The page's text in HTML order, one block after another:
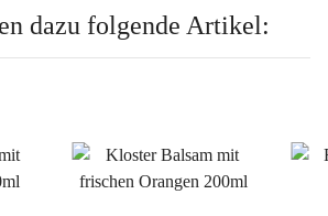
dazu folgende Artikel: